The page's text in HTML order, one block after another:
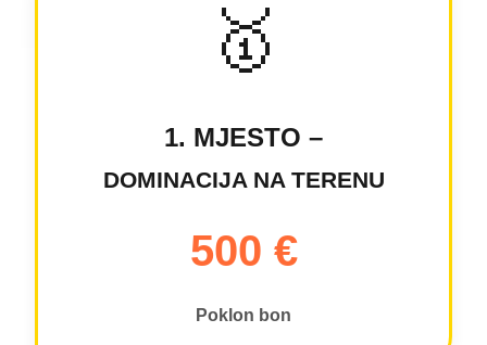
🥇
1. MJESTO –
DOMINACIJA NA TERENU
500 €
Poklon bon